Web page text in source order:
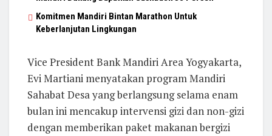
Komitmen Mandiri Bintan Marathon Untuk
Keberlanjutan Lingkungan
Vice President Bank Mandiri Area Yogyakarta,
Evi Martiani menyatakan program Mandiri
Sahabat Desa yang berlangsung selama enam
bulan ini mencakup intervensi gizi dan non-gizi
dengan memberikan paket makanan bergizi